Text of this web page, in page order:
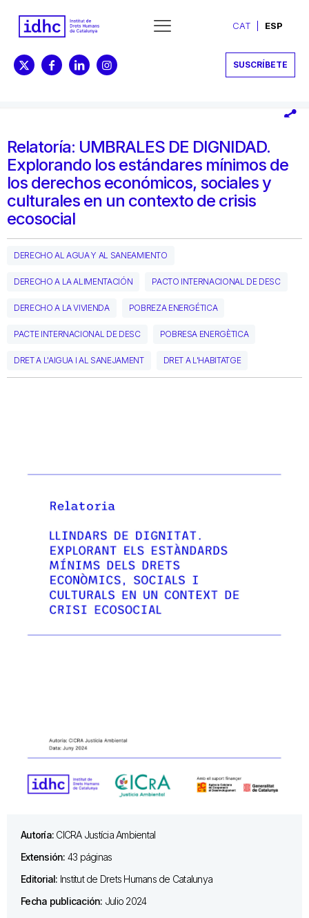
CAT ESP
SUSCRÍBETE
Relatoría: UMBRALES DE DIGNIDAD.
Explorando los estándares mínimos de
los derechos económicos, sociales y
culturales en un contexto de crisis
ecosocial
DERECHO AL AGUA Y AL SANEAMIENTO
DERECHO A LA ALIMENTACIÓN PACTO INTERNACIONAL DE DESC
DERECHO A LA VIVIENDA POBREZA ENERGÉTICA
PACTE INTERNACIONAL DE DESC POBRESA ENERGÈTICA
DRET A L'AIGUA I AL SANEJAMENT DRET A L'HABITATGE
Autoría: CICRA Justícia Ambiental
Extensión: 43 páginas
Editorial: Institut de Drets Humans de Catalunya
Fecha publicación: Julio 2024